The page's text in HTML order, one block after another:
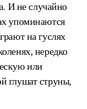
И не случайно
упоминаются
на гуслях
нередко
или
глушат струны,